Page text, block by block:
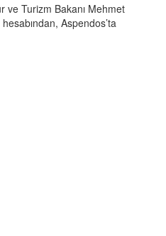
ve Turizm Bakanı Mehmet
Aspendos’ta